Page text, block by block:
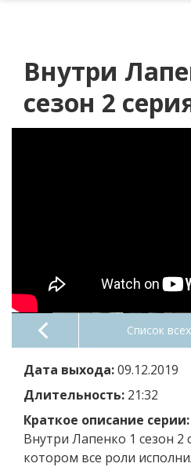
Внутри
сезон 2
Список
Дата выхода:09.12.2019
Длительность: 21:32
Краткое описание серии:
Внутри Лапенко 1 сезон 2
котором все роли